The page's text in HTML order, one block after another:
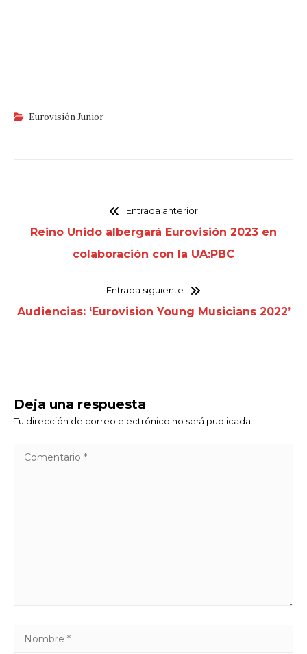
Eurovisión Junior
Entrada anterior
Reino Unido albergará Eurovisión 2023 en
colaboración con la UA:PBC
Entrada siguiente
Audiencias: ‘Eurovision Young Musicians 2022’
Deja una respuesta
Tu dirección de correo electrónico no será publicada.